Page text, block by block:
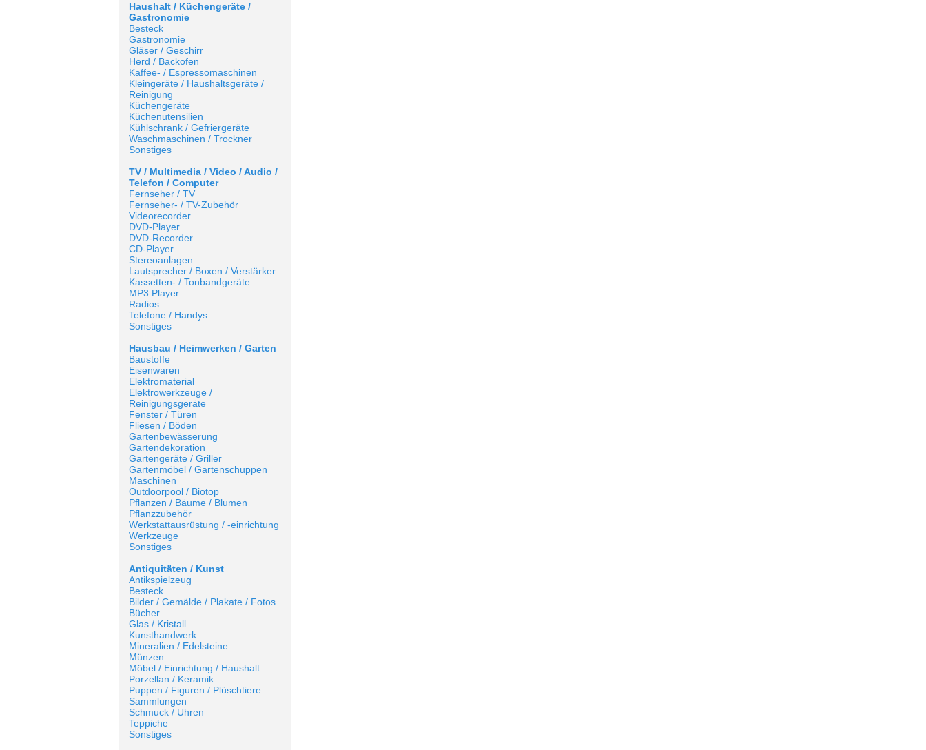
Haushalt / Küchengeräte /
Gastronomie
Besteck
Gastronomie
Gläser / Geschirr
Herd / Backofen
Kaffee- / Espressomaschinen
Kleingeräte / Haushaltsgeräte /
Reinigung
Küchengeräte
Küchenutensilien
Kühlschrank / Gefriergeräte
Waschmaschinen / Trockner
Sonstiges
TV / Multimedia / Video / Audio /
Telefon / Computer
Fernseher / TV
Fernseher- / TV-Zubehör
Videorecorder
DVD-Player
DVD-Recorder
CD-Player
Stereoanlagen
Lautsprecher / Boxen / Verstärker
Kassetten- / Tonbandgeräte
MP3 Player
Radios
Telefone / Handys
Sonstiges
Hausbau / Heimwerken / Garten
Baustoffe
Eisenwaren
Elektromaterial
Elektrowerkzeuge /
Reinigungsgeräte
Fenster / Türen
Fliesen / Böden
Gartenbewässerung
Gartendekoration
Gartengeräte / Griller
Gartenmöbel / Gartenschuppen
Maschinen
Outdoorpool / Biotop
Pflanzen / Bäume / Blumen
Pflanzzubehör
Werkstattausrüstung / -einrichtung
Werkzeuge
Sonstiges
Antiquitäten / Kunst
Antikspielzeug
Besteck
Bilder / Gemälde / Plakate / Fotos
Bücher
Glas / Kristall
Kunsthandwerk
Mineralien / Edelsteine
Münzen
Möbel / Einrichtung / Haushalt
Porzellan / Keramik
Puppen / Figuren / Plüschtiere
Sammlungen
Schmuck / Uhren
Teppiche
Sonstiges